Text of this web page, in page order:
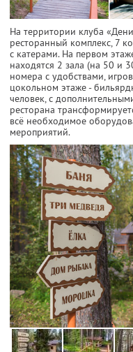
На территории клуба
ресторанный комплекс, 7
с катерами. На первом
находятся 2 зала (на 50 и
номера с удобствами,
цокольном этаже -
человек, с
ресторана
всё необходимое
мероприятий.